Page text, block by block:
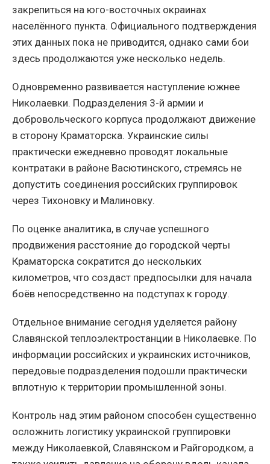
закрепиться на юго-восточных окраинах
населённого пункта. Официального подтверждения
этих данных пока не приводится, однако сами бои
здесь продолжаются уже несколько недель.
Одновременно развивается наступление южнее
Николаевки. Подразделения 3-й армии и
добровольческого корпуса продолжают движение
в сторону Краматорска. Украинские силы
практически ежедневно проводят локальные
контратаки в районе Васютинского, стремясь не
допустить соединения российских группировок
через Тихоновку и Малиновку.
По оценке аналитика, в случае успешного
продвижения расстояние до городской черты
Краматорска сократится до нескольких
километров, что создаст предпосылки для начала
боёв непосредственно на подступах к городу.
Отдельное внимание сегодня уделяется району
Славянской теплоэлектростанции в Николаевке. По
информации российских и украинских источников,
передовые подразделения подошли практически
вплотную к территории промышленной зоны.
Контроль над этим районом способен существенно
осложнить логистику украинской группировки
между Николаевкой, Славянском и Райгородком, а